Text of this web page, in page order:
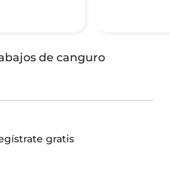
de canguro
gratis